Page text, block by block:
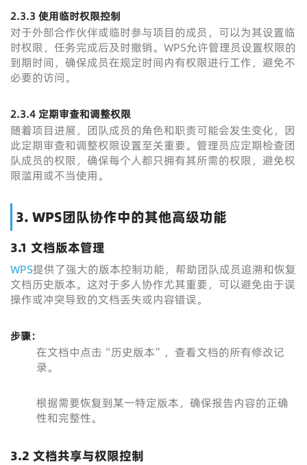
2.3.3 使用临时权限控制
对于外部合作伙伴或临时参与项目的成员，可以为其设置临
时权限，任务完成后及时撤销。WPS允许管理员设置权限的
到期时间，确保成员在规定时间内有权限进行工作，避免不
必要的访问。
2.3.4 定期审查和调整权限
随着项目进展，团队成员的角色和职责可能会发生变化，因
此定期审查和调整权限设置至关重要。管理员应定期检查团
队成员的权限，确保每个人都只拥有其所需的权限，避免权
限滥用或不当使用。
3. WPS团队协作中的其他高级功能
3.1 文档版本管理
WPS提供了强大的版本控制功能，帮助团队成员追溯和恢复
文档历史版本。这对于多人协作尤其重要，可以避免由于误
操作或冲突导致的文档丢失或内容错误。
步骤：
在文档中点击“历史版本”，查看文档的所有修改记
录。
根据需要恢复到某一特定版本，确保报告内容的正确
性和完整性。
3.2 文档共享与权限控制